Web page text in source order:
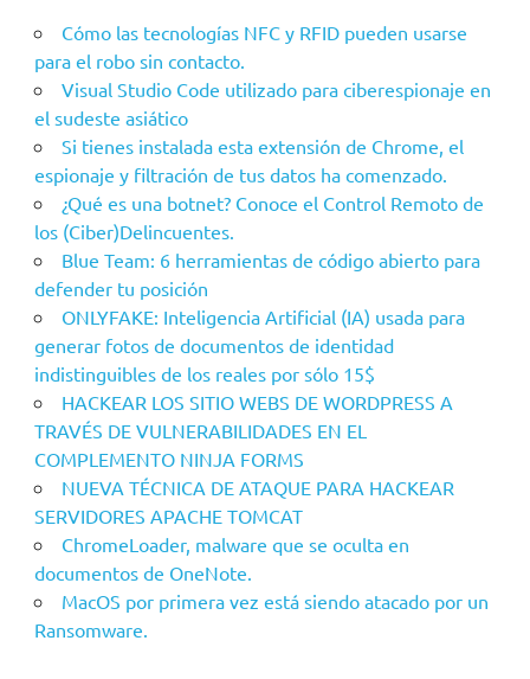
Cómo las tecnologías NFC y RFID pueden usarse
para el robo sin contacto.
Visual Studio Code utilizado para ciberespionaje en
el sudeste asiático
Si tienes instalada esta extensión de Chrome, el
espionaje y filtración de tus datos ha comenzado.
¿Qué es una botnet? Conoce el Control Remoto de
los (Ciber)Delincuentes.
Blue Team: 6 herramientas de código abierto para
defender tu posición
ONLYFAKE: Inteligencia Artificial (IA) usada para
generar fotos de documentos de identidad
indistinguibles de los reales por sólo 15$
HACKEAR LOS SITIO WEBS DE WORDPRESS A
TRAVÉS DE VULNERABILIDADES EN EL
COMPLEMENTO NINJA FORMS
NUEVA TÉCNICA DE ATAQUE PARA HACKEAR
SERVIDORES APACHE TOMCAT
ChromeLoader, malware que se oculta en
documentos de OneNote.
MacOS por primera vez está siendo atacado por un
Ransomware.